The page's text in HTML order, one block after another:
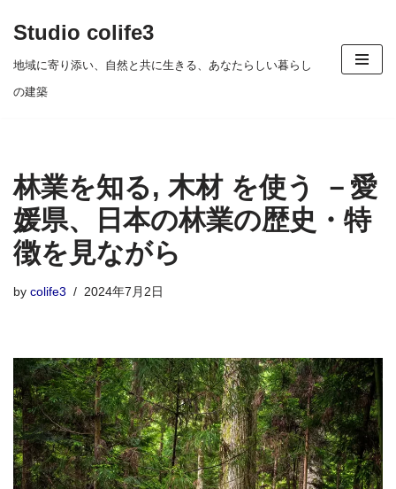
へ
ス
キ
ッ
プ
Studio colife3
地域に寄り添い、自然と共に生きる、あなたらしい暮らし
の建築
林業を知る, 木材 を使う －愛
媛県、日本の林業の歴史・特
徴を見ながら
by colife3 2024年7月2日